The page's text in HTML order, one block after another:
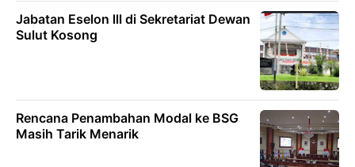
Jabatan Eselon lll di Sekretariat Dewan
Sulut Kosong
Rencana Penambahan Modal ke BSG
Masih Tarik Menarik